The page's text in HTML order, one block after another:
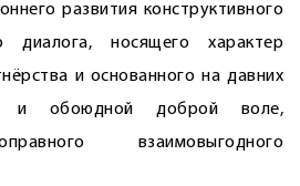
развития конструктивного
диалога, носящего характер
и основанного на давних
и обоюдной доброй воле,
взаимовыгодного